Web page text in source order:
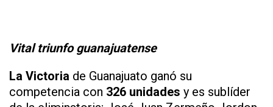
Vital triunfo guanajuatense
La Victoria de Guanajuato ganó su
competencia con 326 unidades y es sublíder